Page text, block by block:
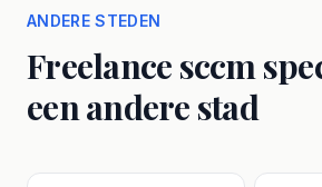
ANDERE STEDEN
Freelance sccm
een andere stad